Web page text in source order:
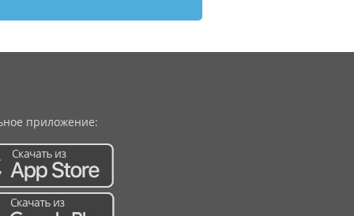
приложение: